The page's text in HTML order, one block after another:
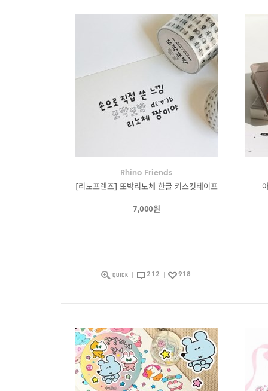
Rhino Friends
[리노프렌즈] 또박리노체 한글 키스컷테이프
7,000원
212 918